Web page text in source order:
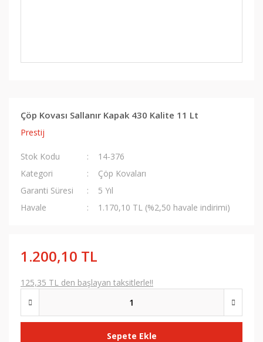
Çöp Kovası Sallanır Kapak 430 Kalite 11 Lt
Prestij
Stok Kodu
14-376
Kategori
Çöp Kovaları
Garanti Süresi
5 Yıl
Havale
1.170,10 TL (%2,50 havale indirimi)
1.200,10 TL
125,35 TL den başlayan taksitlerle!!
Sepete Ekle